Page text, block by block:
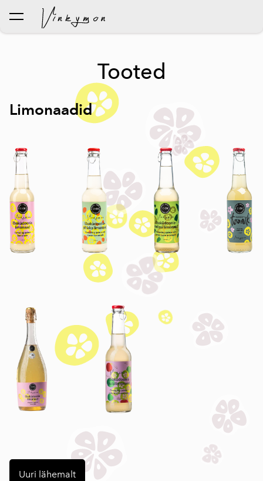
lisati ostukorvi.
Tooted
Limonaadid
Uuri lähemalt